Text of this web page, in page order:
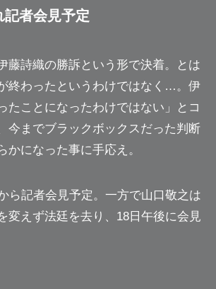
記者会見予定
藤詩織の勝訴という形で決着。とは
終わったというわけではなく…。伊
たことになったわけではない」
とコ
今までブラックボックスだった判断
かになった事に手応え。
ら記者会見予定。一方で山口敬之は
変えず法廷を去り、 18日午後に会見